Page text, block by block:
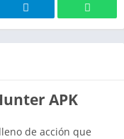
APK
de acción que